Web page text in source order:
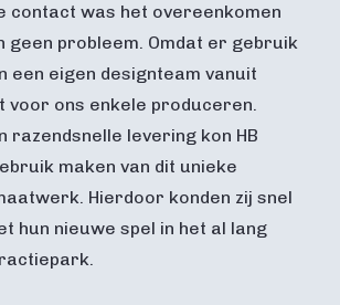
contact was het overeenkomen
geen probleem. Omdat er gebruik
een eigen designteam vanuit
voor ons enkele produceren.
razendsnelle levering kon HB
maken van dit unieke
Hierdoor konden zij snel
hun nieuwe spel in het al lang